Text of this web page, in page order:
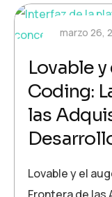
marzo 26,
Lovable
Coding:
las
Lovable y el